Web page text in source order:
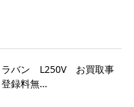
ラバン L250V お買取事
録料無…